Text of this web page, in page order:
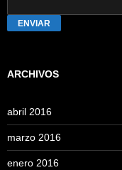
ENVIAR
ARCHIVOS
abril 2016
marzo 2016
enero 2016